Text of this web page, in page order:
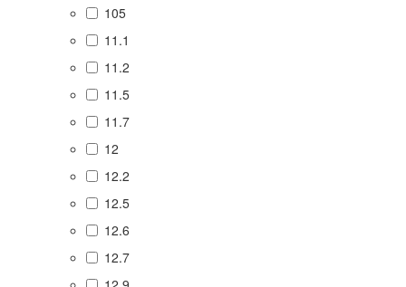
105
11.1
11.2
11.5
11.7
12
12.2
12.5
12.6
12.7